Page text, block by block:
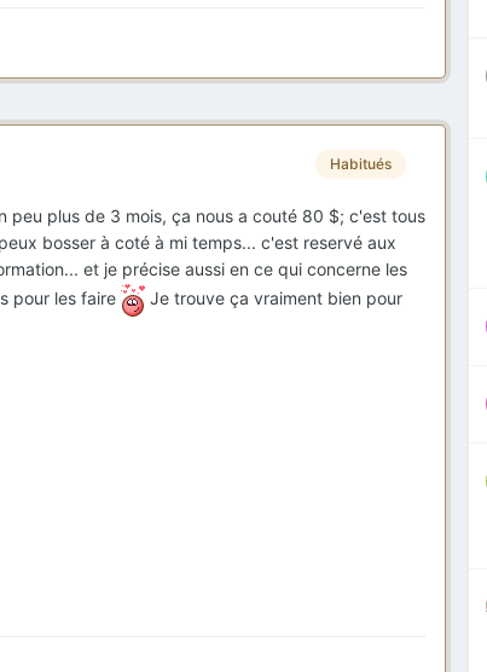
Habitués
peu plus de 3 mois, ça nous a couté 80 $; c'est tous
bosser à coté à mi temps... c'est reservé aux
et je précise aussi en ce qui concerne les
pour les faire
Je trouve ça vraiment bien pour